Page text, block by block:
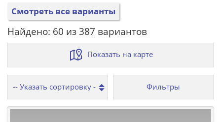
Смотреть все варианты
Найдено: 60 из 387 вариантов
Показать на карте
Фильтры